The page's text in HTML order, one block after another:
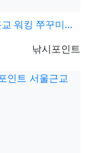
미낚시 포인트 및 …
등록자
낚시포인트